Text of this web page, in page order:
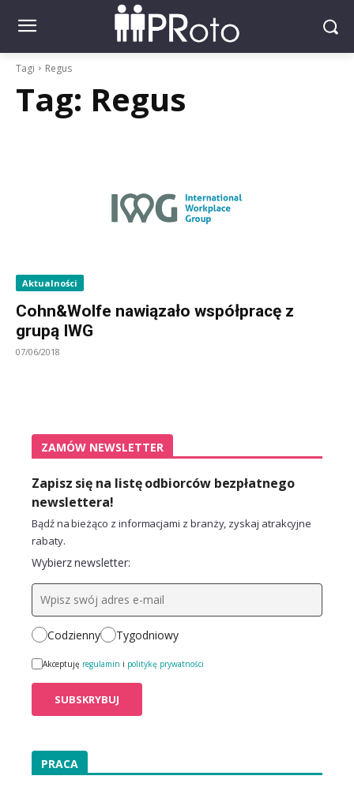
Tagi Regus
Tag: Regus
Aktualności
Cohn&Wolfe nawiązało współpracę z
grupą IWG
07/06/2018
ZAMÓW NEWSLETTER
Zapisz się na listę odbiorców bezpłatnego
newslettera!
Bądź na bieżąco z informacjami z branży, zyskaj atrakcyjne
rabaty.
Wybierz newsletter:
Codzienny Tygodniowy
Akceptuję regulamin i politykę prywatności
PRACA